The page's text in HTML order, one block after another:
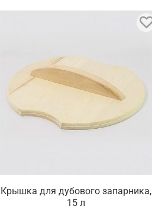
Крышка для дубового запарника,
15 л